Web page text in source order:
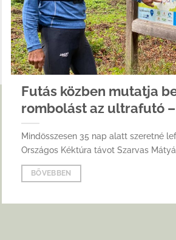
Futás közben mutatja
rombolást az ultrafutó
Mindösszesen 35 nap alatt szeretné
Országos Kéktúra távot Szarvas
BŐVEBBEN